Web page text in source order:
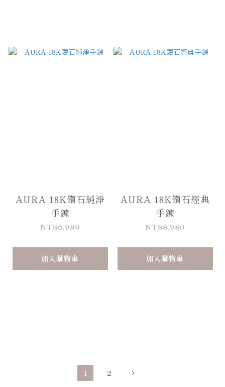
AURA 18K鑽石純淨
手鍊
NT$6,980
加入購物車
AURA 18K鑽石經典
手鍊
NT$8,980
加入購物車
1 2